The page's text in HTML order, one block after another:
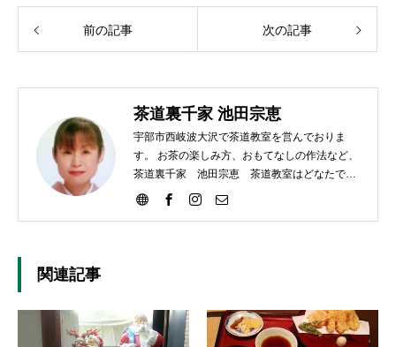
前の記事 次の記事
茶道裏千家 池田宗恵
宇部市西岐波大沢で茶道教室を営んでおりま
す。 お茶の楽しみ方、おもてなしの作法など、
茶道裏千家 池田宗恵 茶道教室はどなたでも
ご参加いただけます。
関連記事